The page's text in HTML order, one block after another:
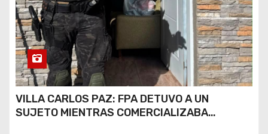
VILLA CARLOS PAZ: FPA DETUVO A UN
SUJETO MIENTRAS COMERCIALIZABA